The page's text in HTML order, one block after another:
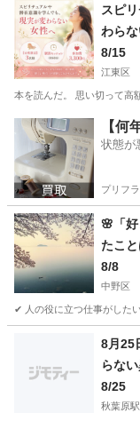
東京 千代田区 秋
スピ
わら
8/15
江東区
本を読んだ。 思い切って高
東京 江東区 セミ
【何
状態が
プリフラ
🌸「
たこ
🌸
8/8
中野区
✔ 人の役に立つ仕事がした
セミナ
8月25
らな
原】※
8/25
秋葉原駅